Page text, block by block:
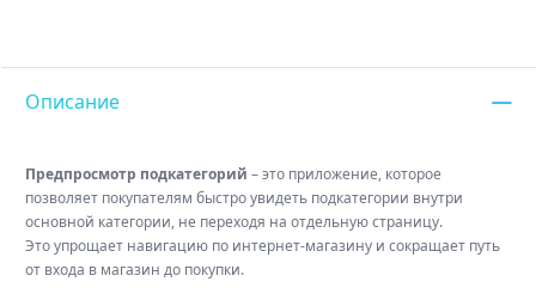
Описание
Предпросмотр подкатегорий – это приложение, которое
позволяет покупателям быстро увидеть подкатегории внутри
основной категории, не переходя на отдельную страницу.
Это упрощает навигацию по интернет-магазину и сокращает путь
от входа в магазин до покупки.